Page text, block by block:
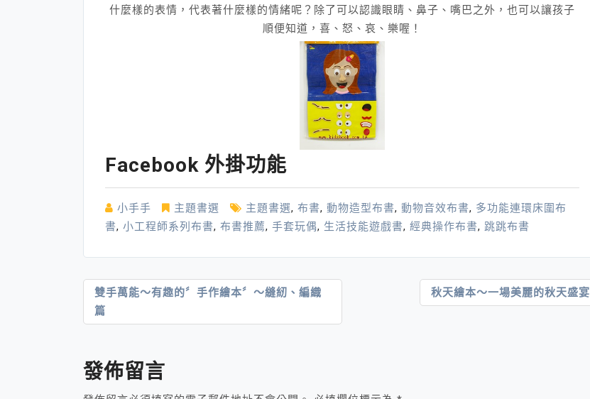
什麼樣的表情，代表著什麼樣的情緒呢？除了可以認識眼睛、鼻子、嘴巴之外，也可以讓孩子
順便知道，喜、怒、哀、樂喔！
Facebook 外掛功能
小手手 主題書選 主題書選, 布書, 動物造型布書, 動物音效布書, 多功能連環床圍布
書, 小工程師系列布書, 布書推薦, 手套玩偶, 生活技能遊戲書, 經典操作布書, 跳跳布書
文
章
覽
雙手萬能～有趣的〞手作繪本〞～縫紉、編織
篇
秋天繪本～一場美麗的秋天盛宴
發佈留言